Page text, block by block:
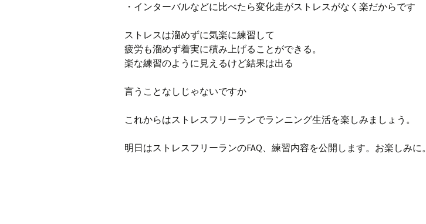
・インターバルなどに比べたら変化走がストレスがなく楽だからです
ストレスは溜めずに気楽に練習して
疲労も溜めず着実に積み上げることができる。
楽な練習のように見えるけど結果は出る
言うことなしじゃないですか
これからはストレスフリーランでランニング生活を楽しみましょう。
明日はストレスフリーランのFAQ、練習内容を公開します。お楽しみに。